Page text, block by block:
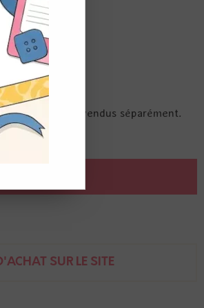
de cire.
2 pastilles.
pastilles.
à cacheter, vendus séparément.
SUR LE SITE